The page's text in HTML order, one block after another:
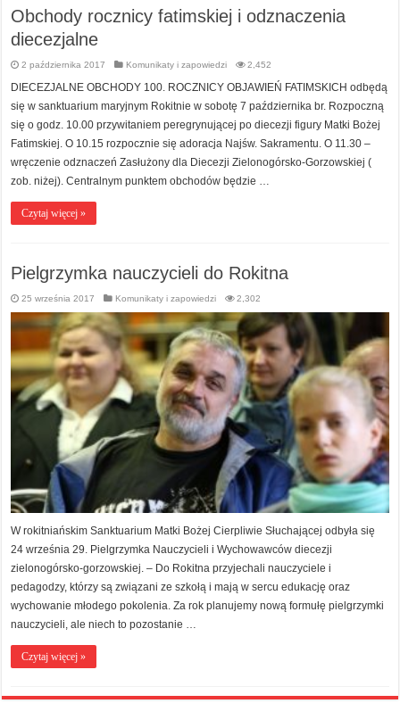
Obchody rocznicy fatimskiej i odznaczenia
diecezjalne
2 października 2017 Komunikaty i zapowiedzi 2,452
DIECEZJALNE OBCHODY 100. ROCZNICY OBJAWIEŃ FATIMSKICH odbędą
się w sanktuarium maryjnym Rokitnie w sobotę 7 października br. Rozpoczną
się o godz. 10.00 przywitaniem peregrynującej po diecezji figury Matki Bożej
Fatimskiej. O 10.15 rozpocznie się adoracja Najśw. Sakramentu. O 11.30 –
wręczenie odznaczeń Zasłużony dla Diecezji Zielonogórsko-Gorzowskiej (
zob. niżej). Centralnym punktem obchodów będzie …
Czytaj więcej »
Pielgrzymka nauczycieli do Rokitna
25 września 2017 Komunikaty i zapowiedzi 2,302
W rokitniańskim Sanktuarium Matki Bożej Cierpliwie Słuchającej odbyła się
24 września 29. Pielgrzymka Nauczycieli i Wychowawców diecezji
zielonogórsko-gorzowskiej. – Do Rokitna przyjechali nauczyciele i
pedagodzy, którzy są związani ze szkołą i mają w sercu edukację oraz
wychowanie młodego pokolenia. Za rok planujemy nową formułę pielgrzymki
nauczycieli, ale niech to pozostanie …
Czytaj więcej »